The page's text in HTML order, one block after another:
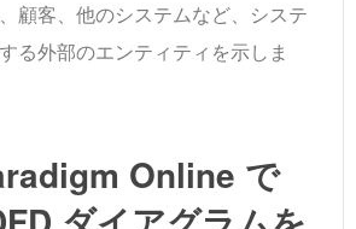
顧客、他のシステムなど、システ
る外部のエンティティを示しま
Online で